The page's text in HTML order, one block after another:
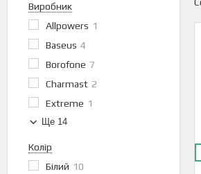
Виробник
Allpowers 1
Baseus 4
Borofone 7
Charmast 2
Extreme 1
Ще 14
Колір
Білий 10